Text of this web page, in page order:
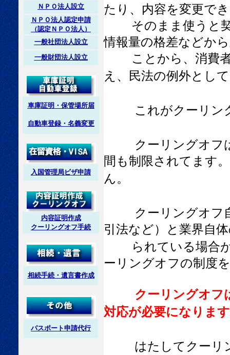
ＮＰＯ法人設立
ＮＰＯ法人認定申請
（認定ＮＰＯ法人）
一般社団法人設立
一般財団法人設立
車庫証明・保管場所届
自動車登録・名義変更
入国管理局ビザ申請
内容証明作成
クーリングオフ手続
相続手続・遺言書作成
パスポート申請代行
たり、内容を変更で
そのまま使うと契
情報量の格差などか
ことから、消費者
え、民法の例外とし
これがクーリン
クーリングオフ
間も制限されてます
ん。
クーリングオフ
引法など）と業界自
られている場合が
ーリングオフの制度
クーリングオフ
対応が必要になりま
はたしてクーリ